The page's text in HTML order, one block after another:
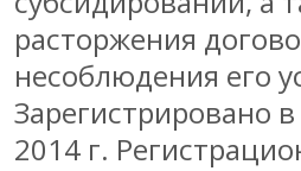
расторжения
несоблюдения его
Зарегистрировано
2014 г.